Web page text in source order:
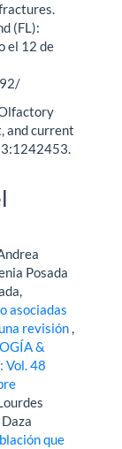
(FL):
el 12 de
and current
Posada
asociadas
revisión
&
Vol. 48
que